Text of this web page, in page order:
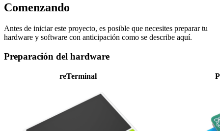
Comenzando
Antes de iniciar este proyecto, es posible que necesites preparar tu
hardware y software con anticipación como se describe aquí.
Preparación del hardware
reTerminal